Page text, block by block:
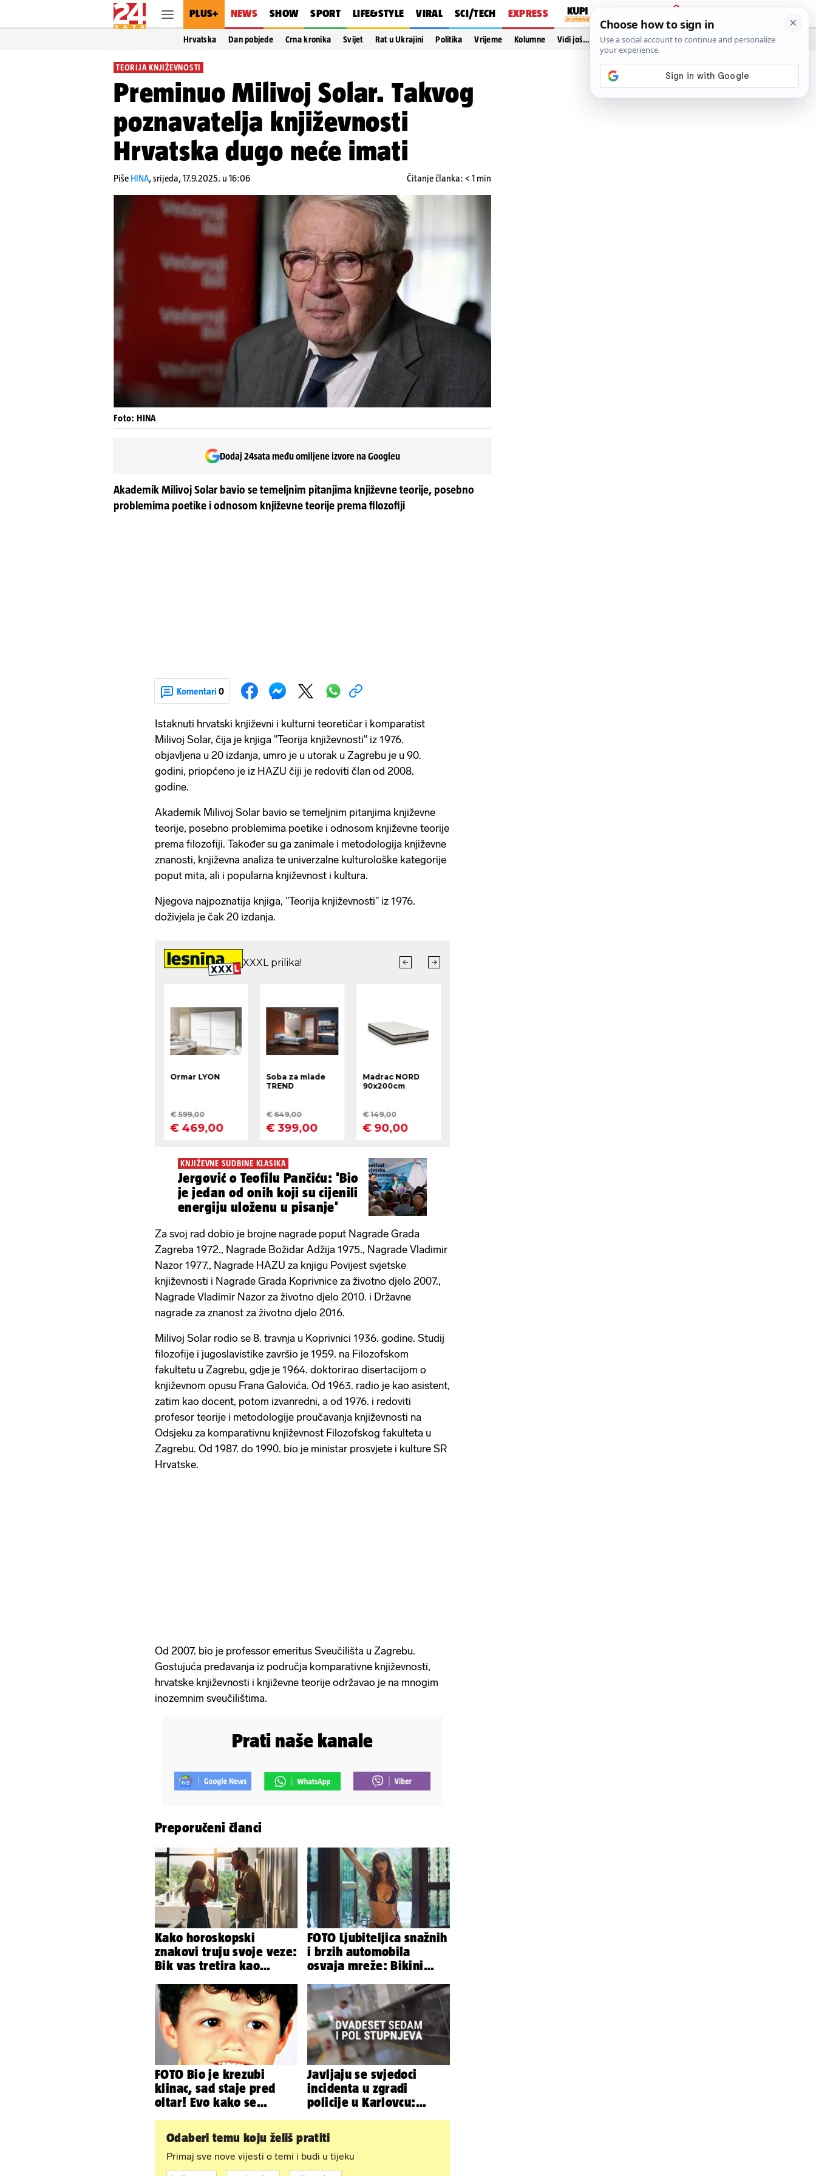
PLUS+ NEWS SHOW SPORT LIFE&STYLE VIRAL SCI/TECH EXPRESS
PRIJAVA
Hrvatska Dan pobjede Crna kronika Svijet Rat u Ukrajini Politika Vrijeme Kolumne Vidi još…
TEORIJA KNJIŽEVNOSTI
Preminuo Milivoj Solar. Takvog
poznavatelja književnosti
Hrvatska dugo neće imati
Piše HINA,srijeda, 17.9.2025. u 16:06 Čitanje članka: < 1 min
Foto: HINA
Dodaj 24sata među omiljene izvore na Googleu
Akademik Milivoj Solar bavio se temeljnim pitanjima književne teorije, posebno
problemima poetike i odnosom književne teorije prema filozofiji
Komentari 0
Istaknuti hrvatski književni i kulturni teoretičar i komparatist
Milivoj Solar, čija je knjiga "Teorija književnosti" iz 1976.
objavljena u 20 izdanja, umro je u utorak u Zagrebu je u 90.
godini, priopćeno je iz HAZU čiji je redoviti član od 2008.
godine.
Akademik Milivoj Solar bavio se temeljnim pitanjima književne
teorije, posebno problemima poetike i odnosom književne teorije
prema filozofiji. Također su ga zanimale i metodologija književne
znanosti, književna analiza te univerzalne kulturološke kategorije
poput mita, ali i popularna književnost i kultura.
Njegova najpoznatija knjiga, "Teorija književnosti" iz 1976.
doživjela je čak 20 izdanja.
KNJIŽEVNE SUDBINE KLASIKA
Jergović o Teofilu Pančiću: 'Bio
je jedan od onih koji su cijenili
energiju uloženu u pisanje'
Za svoj rad dobio je brojne nagrade poput Nagrade Grada
Zagreba 1972., Nagrade Božidar Adžija 1975., Nagrade Vladimir
Nazor 1977., Nagrade HAZU za knjigu Povijest svjetske
književnosti i Nagrade Grada Koprivnice za životno djelo 2007.,
Nagrade Vladimir Nazor za životno djelo 2010. i Državne
nagrade za znanost za životno djelo 2016.
Milivoj Solar rodio se 8. travnja u Koprivnici 1936. godine. Studij
filozofije i jugoslavistike završio je 1959. na Filozofskom
fakultetu u Zagrebu, gdje je 1964. doktorirao disertacijom o
književnom opusu Frana Galovića. Od 1963. radio je kao asistent,
zatim kao docent, potom izvanredni, a od 1976. i redoviti
profesor teorije i metodologije proučavanja književnosti na
Odsjeku za komparativnu književnost Filozofskog fakulteta u
Zagrebu. Od 1987. do 1990. bio je ministar prosvjete i kulture SR
Hrvatske.
Od 2007. bio je professor emeritus Sveučilišta u Zagrebu.
Gostujuća predavanja iz područja komparativne književnosti,
hrvatske književnosti i književne teorije održavao je na mnogim
inozemnim sveučilištima.
Prati naše kanale
Preporučeni članci
Kako horoskopski
znakovi truju svoje veze:
Bik vas tretira kao
ugovor
FOTO Ljubiteljica snažnih
i brzih automobila
osvaja mreže: Bikini
snagama
FOTO Bio je krezubi
klinac, sad staje pred
oltar! Evo kako se
najvećih...
Javljaju se svjedoci
incidenta u zgradi
policije u Karlovcu:
da izađemo
Odaberi temu koju želiš pratiti
Primaj sve nove vijesti o temi i budi u tijeku